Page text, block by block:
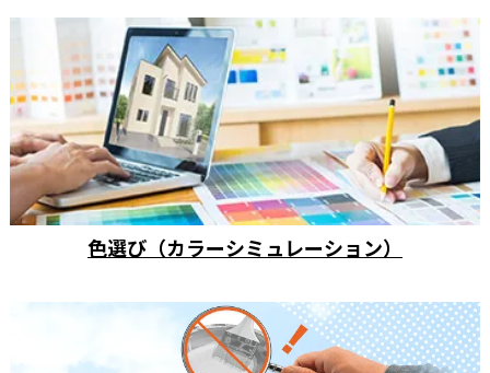
色選び（カラーシミュレーション）